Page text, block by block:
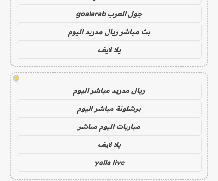
جول العرب goalarab
بث مباشر ريال مدريد اليوم
يلا لايف
!
ريال مدريد مباشر اليوم
برشلونة مباشر اليوم
مباريات اليوم مباشر
يلا لايف
yalla live